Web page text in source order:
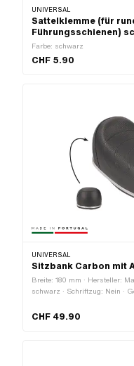
UNIVERSAL
Sattelklemme (für
Führungsschienen)
Farbe: schwarz
CHF 5.90
UNIVERSAL
Sitzbank Carbon mit
Breite: 180 mm · Hersteller:
schwarz · Schriftzug: Nein ·
CHF 49.90